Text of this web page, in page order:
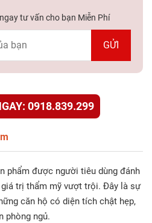
tư vấn cho bạn Miễn Phí
0918.839.299
phẩm được người tiêu dùng đánh
trị thẩm mỹ vượt trội. Đây là sự
căn hộ có diện tích chật hẹp,
phòng ngủ.